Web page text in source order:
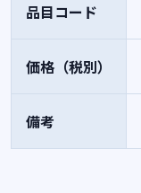
品目コード
価格（税別）
備考